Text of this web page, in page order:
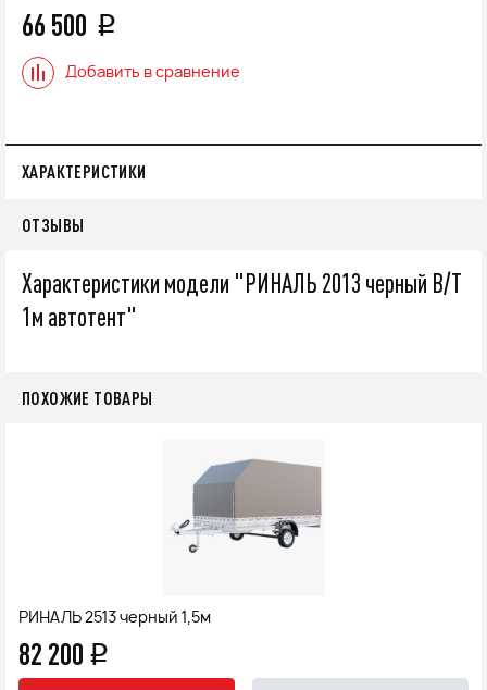
66 500 q
Добавить в сравнение
ХАРАКТЕРИСТИКИ
ОТЗЫВЫ
Характеристики модели "РИНАЛЬ 2013 черный В/Т
1м автотент"
ПОХОЖИЕ ТОВАРЫ
РИНАЛЬ 2513 черный 1,5м
82 200 q